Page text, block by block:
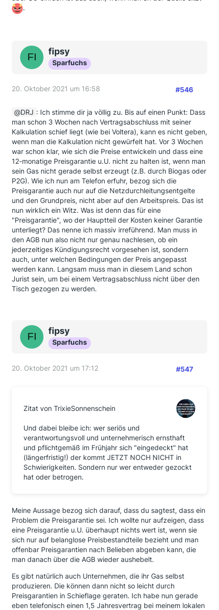
.
fipsy
Sparfuchs
20. Oktober 2021 um 16:58 #546
DRJ : Ich stimme dir ja völlig zu. Bis auf einen Punkt: Dass
man schon 3 Wochen nach Vertragsabschluss mit seiner
Kalkulation schief liegt (wie bei Voltera), kann es nicht geben,
wenn man die Kalkulation nicht gewürfelt hat. Vor 3 Wochen
war schon klar, wie sich die Preise entwickeln und dass eine
12-monatige Preisgarantie u.U. nicht zu halten ist, wenn man
sein Gas nicht gerade selbst erzeugt (z.B. durch Biogas oder
P2G). Wie ich nun am Telefon erfuhr, bezog sich die
Preisgarantie auch nur auf die Netzdurchleitungsentgelte
und den Grundpreis, nicht aber auf den Arbeitspreis. Das ist
nun wirklich ein Witz. Was ist denn das für eine
"Preisgarantie", wo der Hauptteil der Kosten keiner Garantie
unterliegt? Das nenne ich massiv irreführend. Man muss in
den AGB nun also nicht nur genau nachlesen, ob ein
jederzeitiges Kündigungsrecht vorgesehen ist, sondern
auch, unter welchen Bedingungen der Preis angepasst
werden kann. Langsam muss man in diesem Land schon
Jurist sein, um bei einem Vertragsabschluss nicht über den
Tisch gezogen zu werden.
fipsy
Sparfuchs
20. Oktober 2021 um 17:12 #547
Zitat von TrixieSonnenschein
Und dabei bleibe ich: wer seriös und
verantwortungsvoll und unternehmerisch ernsthaft
und pflichtgemäß im Frühjahr sich "eingedeckt" hat
(längerfristig!) der kommt JETZT NOCH NICHT in
Schwierigkeiten. Sondern nur wer entweder gezockt
hat oder betrogen.
Meine Aussage bezog sich darauf, dass du sagtest, dass ein
Problem die Preisgarantie sei. Ich wollte nur aufzeigen, dass
eine Preisgarantie u.U. überhaupt nichts wert ist, wenn sie
sich nur auf belanglose Preisbestandteile bezieht und man
offenbar Preisgarantien nach Belieben abgeben kann, die
man danach über die AGB wieder aushebelt.
Es gibt natürlich auch Unternehmen, die ihr Gas selbst
produzieren. Die können dann nicht so leicht durch
Preisgarantien in Schieflage geraten. Ich habe nun gerade
eben telefonisch einen 1,5 Jahresvertrag bei meinem lokalen